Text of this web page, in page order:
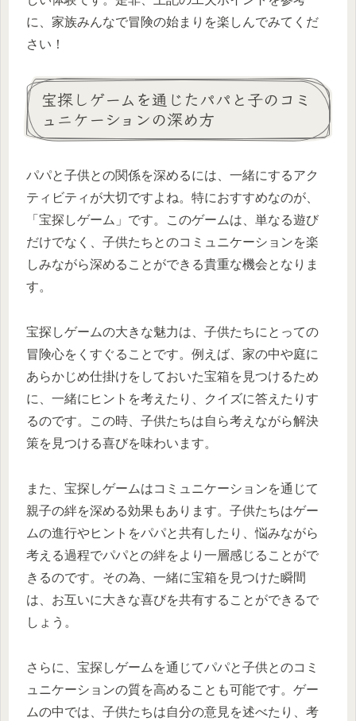
に、家族みんなで冒険の始まりを楽しんでみてくだ
さい！
宝探しゲームを通じたパパと子のコミ
ュニケーションの深め方
パパと子供との関係を深めるには、一緒にするアク
ティビティが大切ですよね。特におすすめなのが、
「宝探しゲーム」です。このゲームは、単なる遊び
だけでなく、子供たちとのコミュニケーションを楽
しみながら深めることができる貴重な機会となりま
す。
宝探しゲームの大きな魅力は、子供たちにとっての
冒険心をくすぐることです。例えば、家の中や庭に
あらかじめ仕掛けをしておいた宝箱を見つけるため
に、一緒にヒントを考えたり、クイズに答えたりす
るのです。この時、子供たちは自ら考えながら解決
策を見つける喜びを味わいます。
また、宝探しゲームはコミュニケーションを通じて
親子の絆を深める効果もあります。子供たちはゲー
ムの進行やヒントをパパと共有したり、悩みながら
考える過程でパパとの絆をより一層感じることがで
きるのです。その為、一緒に宝箱を見つけた瞬間
は、お互いに大きな喜びを共有することができるで
しょう。
さらに、宝探しゲームを通じてパパと子供とのコミ
ュニケーションの質を高めることも可能です。ゲー
ムの中では、子供たちは自分の意見を述べたり、考